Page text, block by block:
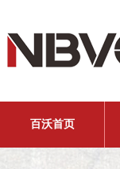
百沃首页